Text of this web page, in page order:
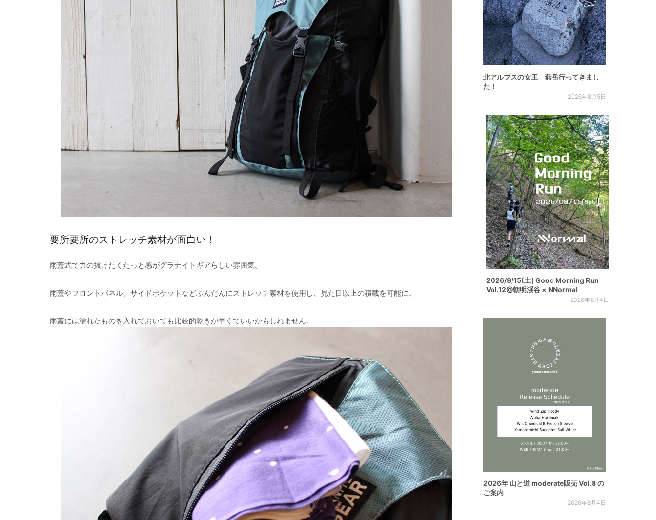
要所要所のストレッチ素材が面白い！
雨蓋式で力の抜けたくたっと感がグラナイトギアらしい雰囲気。
雨蓋やフロントパネル、サイドポケットなどふんだんにストレッチ素材を使用し、見た目以上の積載を可能に。
雨蓋には濡れたものを入れておいても比較的乾きが早くていいかもしれません。
北アルプスの女王 燕岳行ってきまし
た！
2026年8月5日
2026/8/15(土) Good Morning Run
Vol.12@朝明渓谷 × NNormal
2026年8月4日
2026年 山と道 moderate販売 Vol.8 の
ご案内
2026年8月4日